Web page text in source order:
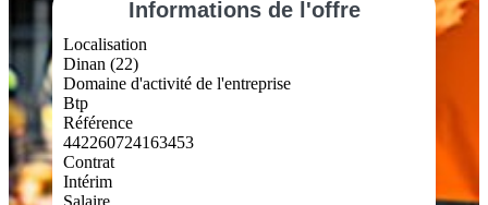
Informations de l'offre
Localisation
Dinan (22)
Domaine d'activité de l'entreprise
Btp
Référence
442260724163453
Contrat
Intérim